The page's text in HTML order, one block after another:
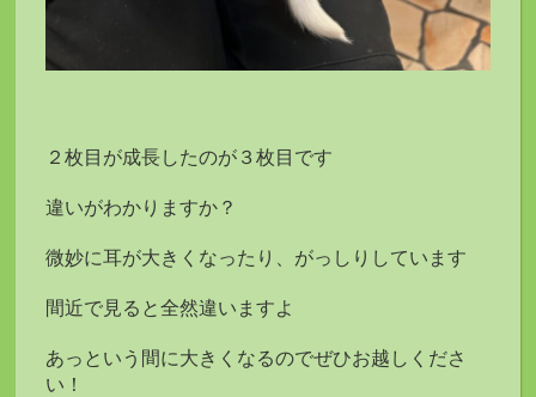
２枚目が成長したのが３枚目です
違いがわかりますか？
微妙に耳が大きくなったり、がっしりしています
間近で見ると全然違いますよ
あっという間に大きくなるのでぜひお越しくださ
い！